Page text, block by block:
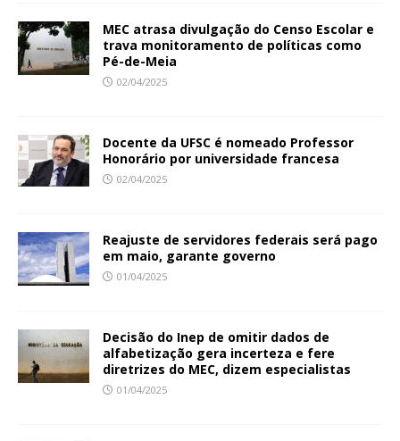
MEC atrasa divulgação do Censo Escolar e
trava monitoramento de políticas como
Pé-de-Meia
02/04/2025
Docente da UFSC é nomeado Professor
Honorário por universidade francesa
02/04/2025
Reajuste de servidores federais será pago
em maio, garante governo
01/04/2025
Decisão do Inep de omitir dados de
alfabetização gera incerteza e fere
diretrizes do MEC, dizem especialistas
01/04/2025